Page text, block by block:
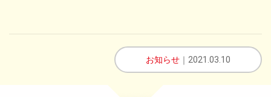
お知らせ ｜2021.03.10